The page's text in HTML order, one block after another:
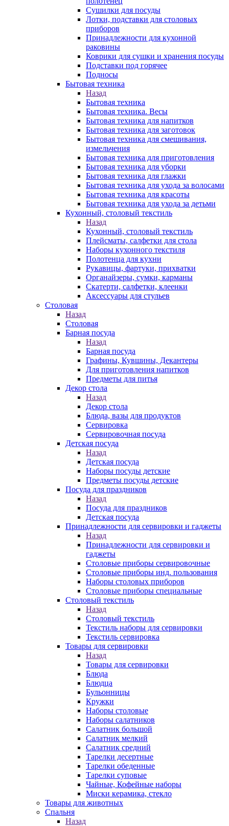
Сушилки для посуды
Лотки, подставки для столовых
приборов
Принадлежности для кухонной
раковины
Коврики для сушки и хранения посуды
Подставки под горячее
Подносы
Бытовая техника
Назад
Бытовая техника
Бытовая техника. Весы
Бытовая техника для напитков
Бытовая техника для заготовок
Бытовая техника для смешивания,
измельчения
Бытовая техника для приготовления
Бытовая техника для уборки
Бытовая техника для глажки
Бытовая техника для ухода за волосами
Бытовая техника для красоты
Бытовая техника для ухода за детьми
Кухонный, столовый текстиль
Назад
Кухонный, столовый текстиль
Плейсматы, салфетки для стола
Наборы кухонного текстиля
Полотенца для кухни
Рукавицы, фартуки, прихватки
Органайзеры, сумки, карманы
Скатерти, салфетки, клеенки
Аксессуары для стульев
Столовая
Назад
Столовая
Барная посуда
Назад
Барная посуда
Графины, Кувшины, Декантеры
Для приготовления напитков
Предметы для питья
Декор стола
Назад
Декор стола
Блюда, вазы для продуктов
Сервировка
Сервировочная посуда
Детская посуда
Назад
Детская посуда
Наборы посуды детские
Предметы посуды детские
Посуда для праздников
Назад
Посуда для праздников
Детская посуда
Принадлежности для сервировки и гаджеты
Назад
Принадлежности для сервировки и
гаджеты
Столовые приборы сервировочные
Столовые приборы инд. пользования
Наборы столовых приборов
Столовые приборы специальные
Столовый текстиль
Назад
Столовый текстиль
Текстиль наборы для сервировки
Текстиль сервировка
Товары для сервировки
Назад
Товары для сервировки
Блюда
Блюдца
Бульонницы
Кружки
Наборы столовые
Наборы салатников
Салатник большой
Салатник мелкий
Салатник средний
Тарелки десертные
Тарелки обеденные
Тарелки суповые
Чайные, Кофейные наборы
Миски керамика, стекло
Товары для животных
Спальня
Назад